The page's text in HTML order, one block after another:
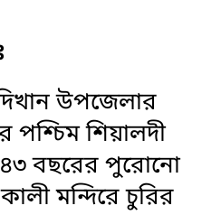
উপজেলার
পশ্চিম শিয়ালদী
বছরের পুরোনো
মন্দিরে চুরির